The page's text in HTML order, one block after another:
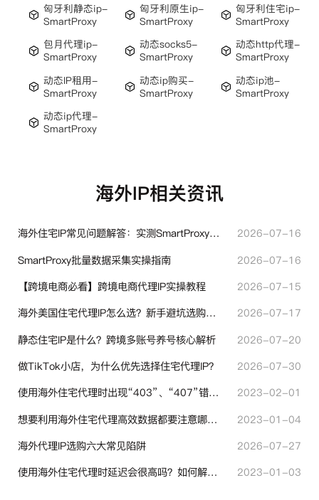
匈牙利静态ip-
SmartProxy
匈牙利原生ip-
SmartProxy
匈牙利住宅ip-
SmartProxy
包月代理ip-
SmartProxy
动态socks5-
SmartProxy
动态http代理-
SmartProxy
动态IP租用-
SmartProxy
动态ip购买-
SmartProxy
动态ip池-
SmartProxy
动态ip代理-
SmartProxy
海外IP相关资讯
海外住宅IP常见问题解答：实测SmartProxy使用经验分享
2026-07-16
SmartProxy批量数据采集实操指南
2026-07-16
【跨境电商必看】跨境电商代理IP实操教程
2026-07-15
海外美国住宅代理IP怎么选？新手避坑选购指南
2026-07-17
静态住宅IP是什么？跨境多账号养号核心解析
2026-07-20
做TikTok小店，为什么优先选择住宅代理IP？
2026-07-30
使用海外住宅代理时出现“403”、“407”错误代码时代表什么？
2023-02-01
想要利用海外住宅代理高效数据都要注意哪些地方？
2023-01-04
海外代理IP选购六大常见陷阱
2026-07-27
使用海外住宅代理时延迟会很高吗？如何解决？
2023-01-03